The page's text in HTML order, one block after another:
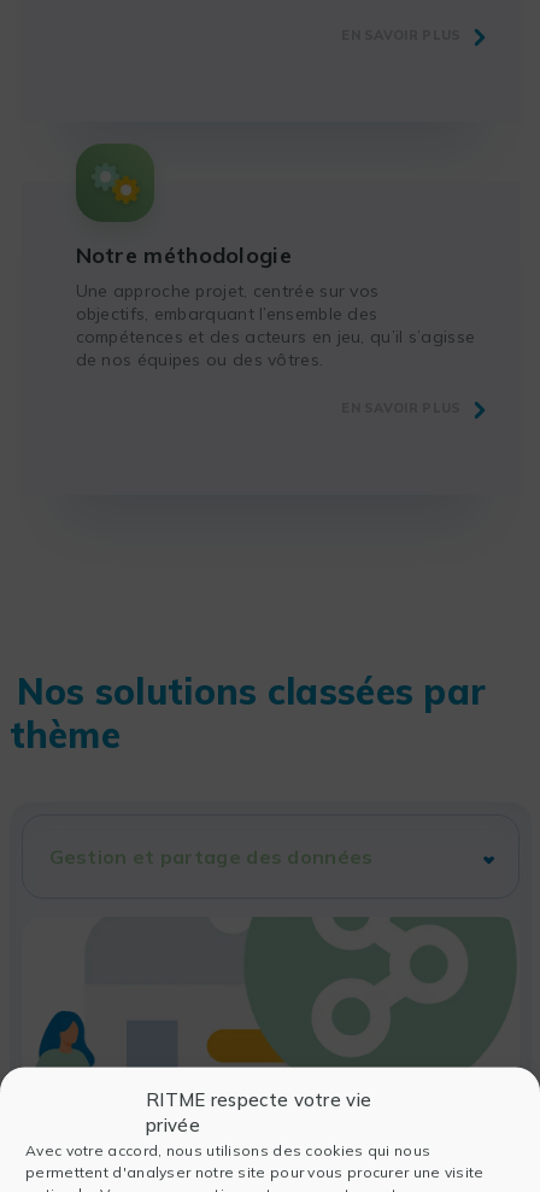
RITME respecte votre vie
privée
Avec votre accord, nous utilisons des cookies qui nous
permettent d'analyser notre site pour vous procurer une visite
Notre méthodologie
Une approche projet, centrée sur vos
objectifs, embarquant l’ensemble des
compétences et des acteurs en jeu, qu’il s’agisse
de nos équipes ou des vôtres.
Nos solutions classées par
thème